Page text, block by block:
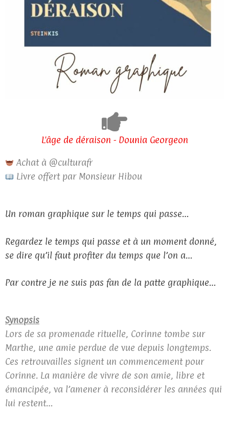
L'âge de déraison - Dounia Georgeon
Achat à @culturafr
Livre offert par Monsieur Hibou
Un roman graphique sur le temps qui passe…
Regardez le temps qui passe et à un moment donné,
se dire qu’il faut profiter du temps que l’on a…
Par contre je ne suis pas fan de la patte graphique…
Synopsis
Lors de sa promenade rituelle, Corinne tombe sur
Marthe, une amie perdue de vue depuis longtemps.
Ces retrouvailles signent un commencement pour
Corinne. La manière de vivre de son amie, libre et
émancipée, va l’amener à reconsidérer les années qui
lui restent…